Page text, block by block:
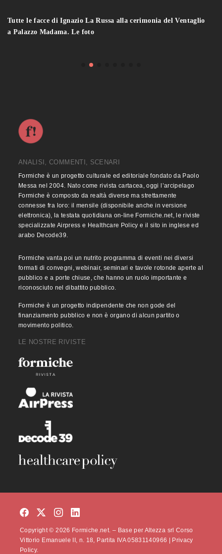
Tutte le facce di Ignazio La Russa alla cerimonia del Ventaglio
a Palazzo Madama. Le foto
ANALISI, COMMENTI, SCENARI
Formiche è un progetto culturale ed editoriale fondato da Paolo
Messa nel 2004. Nato come rivista cartacea, oggi l’arcipelago
Formiche è composto da realtà diverse ma strettamente
connesse fra loro: il mensile (disponibile anche in versione
elettronica), la testata quotidiana on-line Formiche.net, le riviste
specializzate Airpress e Healthcare Policy e il sito in inglese ed
arabo Decode39.
Formiche vanta poi un nutrito programma di eventi nei diversi
formati di convegni, webinair, seminari e tavole rotonde aperte al
pubblico e a porte chiuse, che hanno un ruolo importante e
riconosciuto nel dibattito pubblico.
Formiche è un progetto indipendente che non gode del
finanziamento pubblico e non è organo di alcun partito o
movimento politico.
LE NOSTRE RIVISTE
Copyright © 2026 Formiche.net. – Base per Altezza srl Corso
Vittorio Emanuele II, n. 18, Partita IVA 05831140966 | Privacy
Policy.